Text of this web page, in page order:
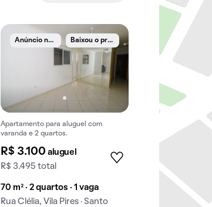
A
núncio novo B
aixou o preço
Apartamento para aluguel com
varanda e 2 quartos.
R$ 3.100 aluguel
R$ 3.495 total
70 m² · 2 quartos · 1 vaga
Rua Clélia, Vila Pires · Santo